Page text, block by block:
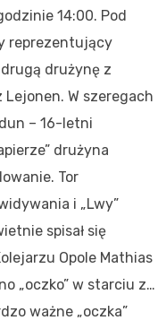
14:00. Pod
reprezentujący
drużynę z
W szeregach
– 16-letni
drużyna
Tor
i „Lwy”
spisał się
Opole Mathias
„oczko” w starciu z…
ważne „oczka”